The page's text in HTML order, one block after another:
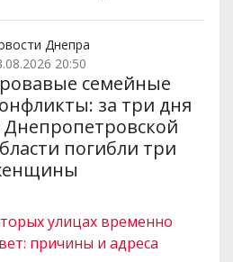
Днепра
20:50
семейные
за три дня
Днепропетровской
погибли три
улицах временно
причины и адреса